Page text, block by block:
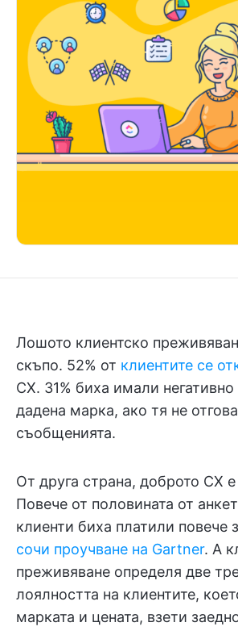
Лошото клиентско
скъпо. 52% от клиентите се
CX. 31% биха имали
дадена марка, ако тя не
съобщенията.
От друга страна, доброто CX
Повече от половината от
клиенти биха платили повече
сочи проучване на Gartner. А
преживяване определя две
лоялността на клиентите,
марката и цената, взети